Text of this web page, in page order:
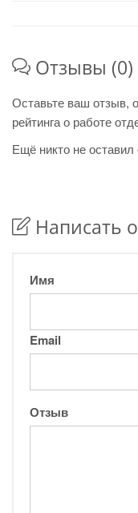
Отзывы (0)
Оставьте ваш отзыв,
рейтинга о работе
Ещё никто не
Написать
Имя
Email
Отзыв